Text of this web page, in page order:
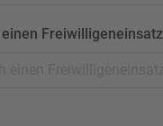
Freiwilligeneinsatz